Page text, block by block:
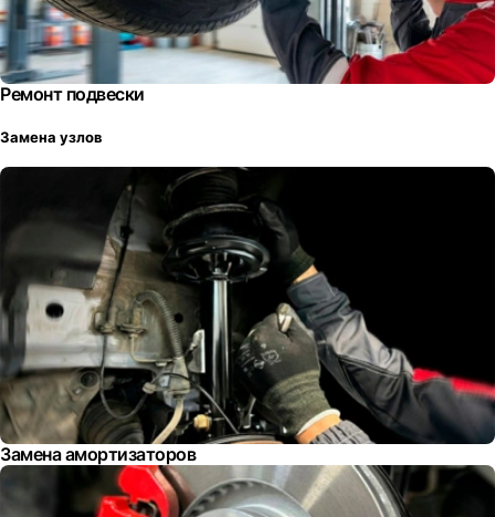
Ремонт подвески
Замена узлов
Замена амортизаторов